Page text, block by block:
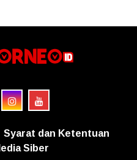
Syarat dan Ketentuan
Siber